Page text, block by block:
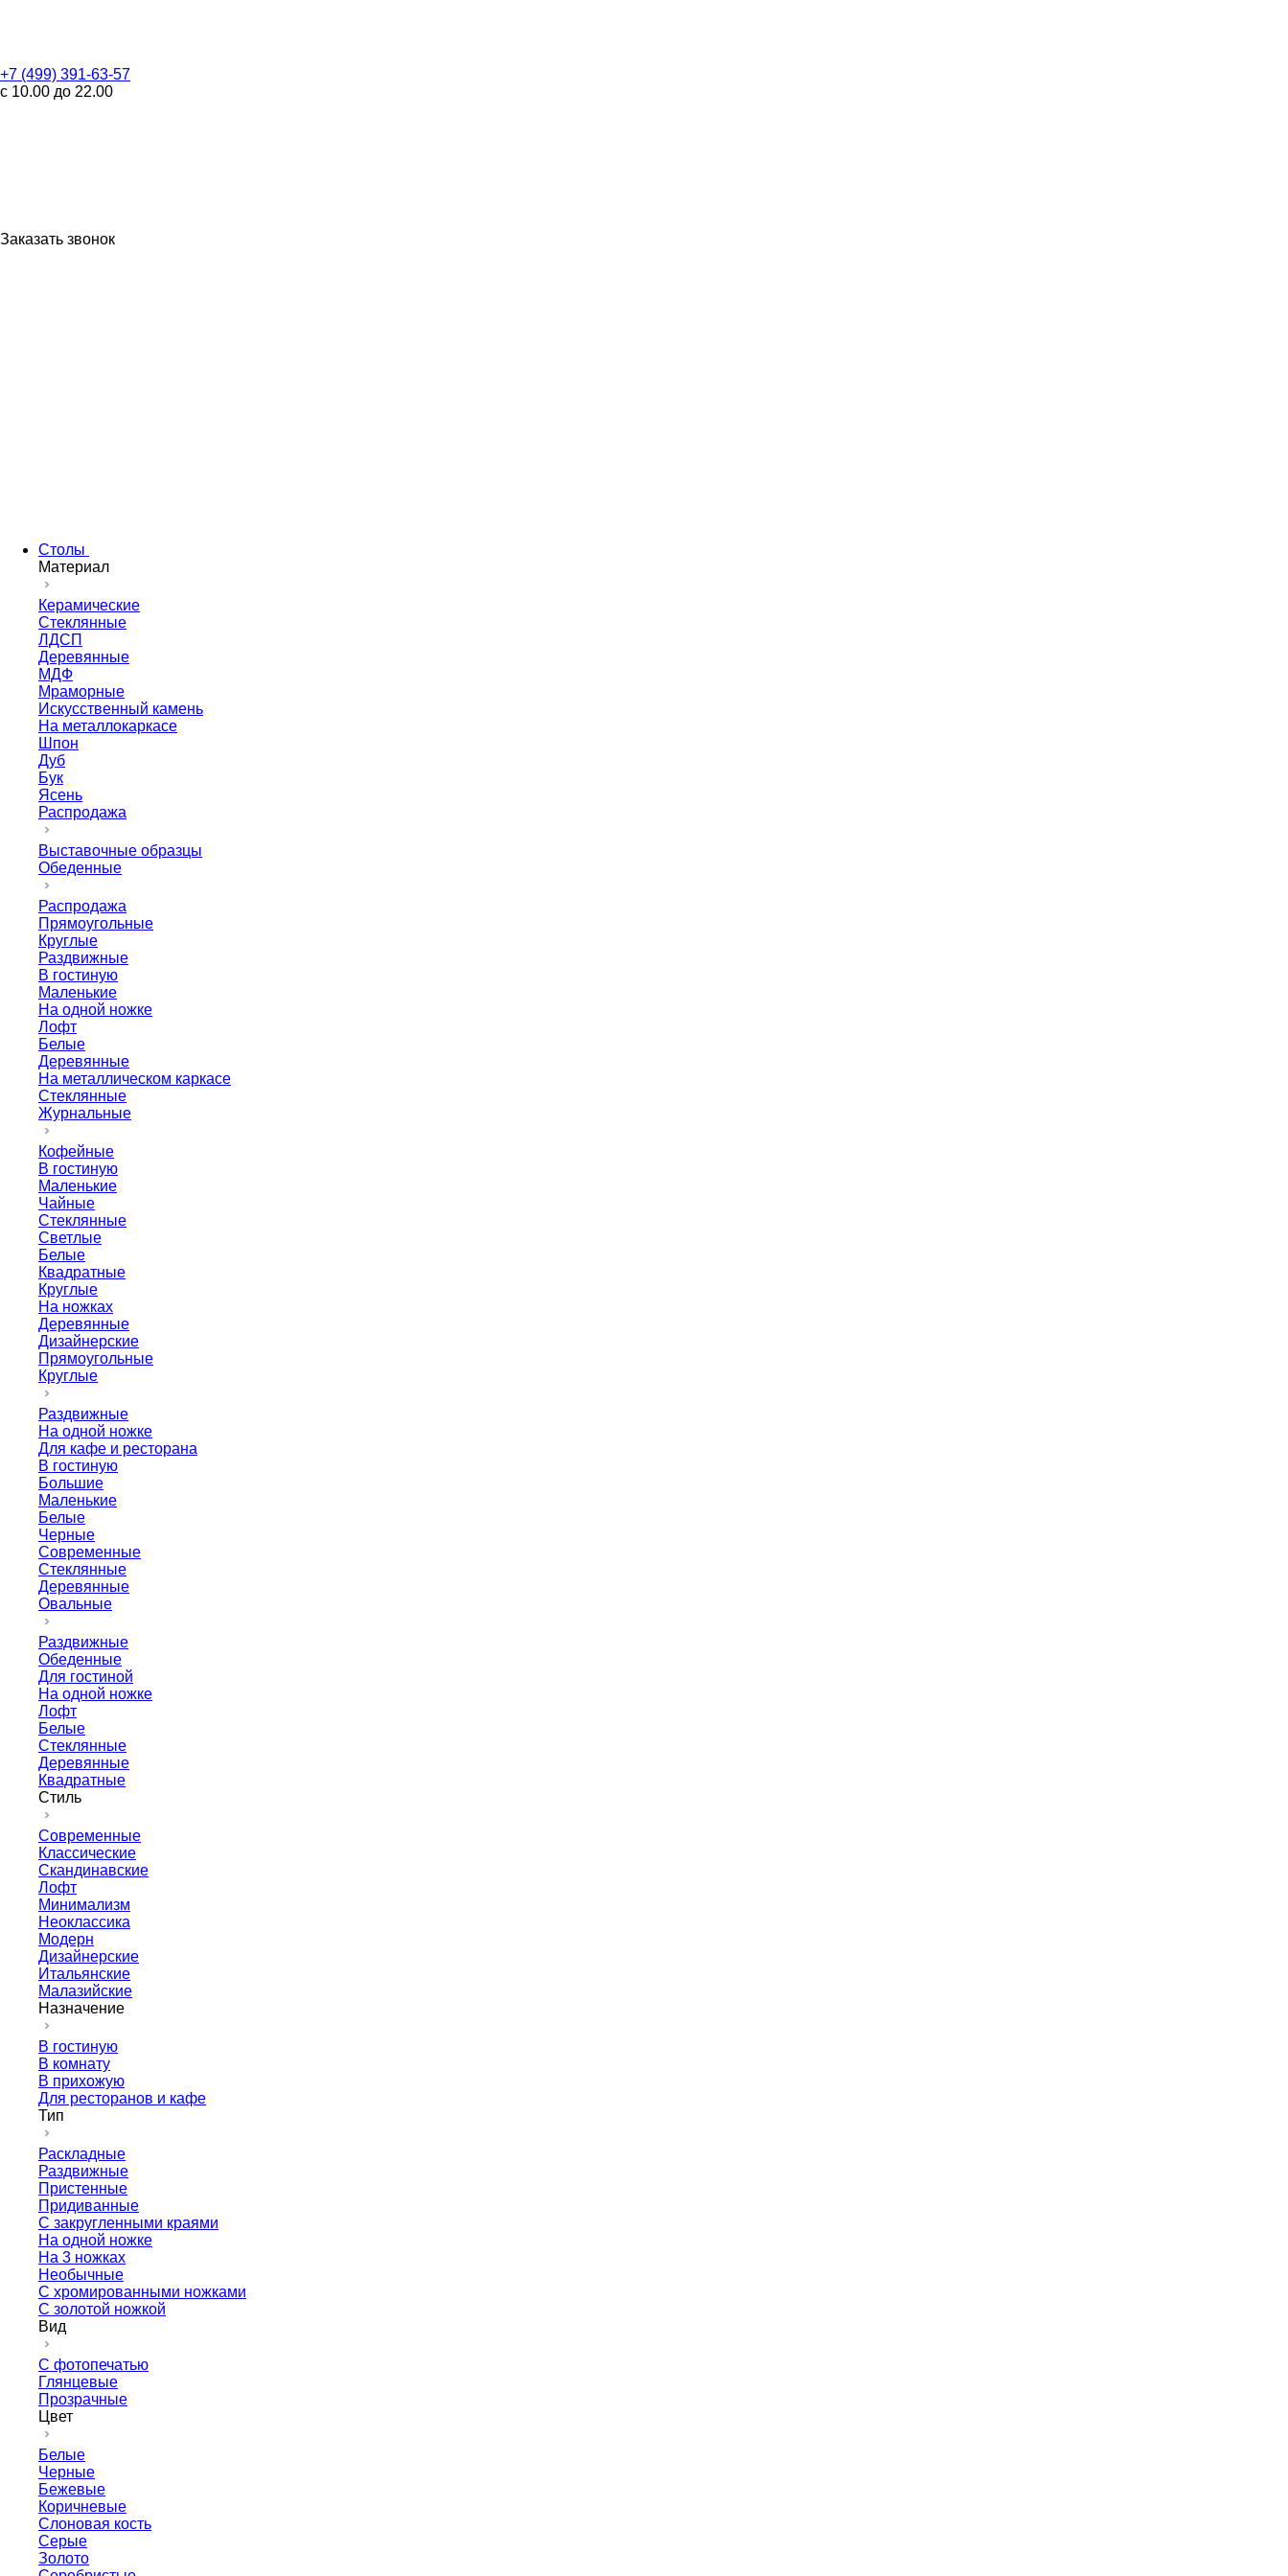
+7 (499) 391-63-57
с 10.00 до 22.00
Заказать звонок
Столы
Материал
Керамические
Стеклянные
ЛДСП
Деревянные
МДФ
Мраморные
Искусственный камень
На металлокаркасе
Шпон
Дуб
Бук
Ясень
Распродажа
Выставочные образцы
Обеденные
Распродажа
Прямоугольные
Круглые
Раздвижные
В гостиную
Маленькие
На одной ножке
Лофт
Белые
Деревянные
На металлическом каркасе
Стеклянные
Журнальные
Кофейные
В гостиную
Маленькие
Чайные
Стеклянные
Светлые
Белые
Квадратные
Круглые
На ножках
Деревянные
Дизайнерские
Прямоугольные
Круглые
Раздвижные
На одной ножке
Для кафе и ресторана
В гостиную
Большие
Маленькие
Белые
Черные
Современные
Стеклянные
Деревянные
Овальные
Раздвижные
Обеденные
Для гостиной
На одной ножке
Лофт
Белые
Стеклянные
Деревянные
Квадратные
Стиль
Современные
Классические
Скандинавские
Лофт
Минимализм
Неоклассика
Модерн
Дизайнерские
Итальянские
Малазийские
Назначение
В гостиную
В комнату
В прихожую
Для ресторанов и кафе
Тип
Раскладные
Раздвижные
Пристенные
Придиванные
С закругленными краями
На одной ножке
На 3 ножках
Необычные
С хромированными ножками
С золотой ножкой
Вид
С фотопечатью
Глянцевые
Прозрачные
Цвет
Белые
Черные
Бежевые
Коричневые
Слоновая кость
Серые
Золото